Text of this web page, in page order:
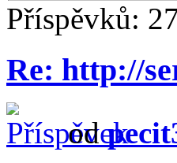
Příspěvků:
Re: http://
od